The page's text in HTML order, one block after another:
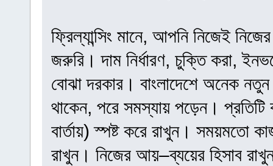
ফ্রিল্যান্সিং মানে, আপনি নিজেই
জরুরি। দাম নির্ধারণ, চুক্তি করা,
বোঝা দরকার। বাংলাদেশে অনেক
থাকেন, পরে সমস্যায় পড়েন।
বার্তায়) স্পষ্ট করে রাখুন। সময়মতো
রাখুন। নিজের আয়–ব্যয়ের হিসাব